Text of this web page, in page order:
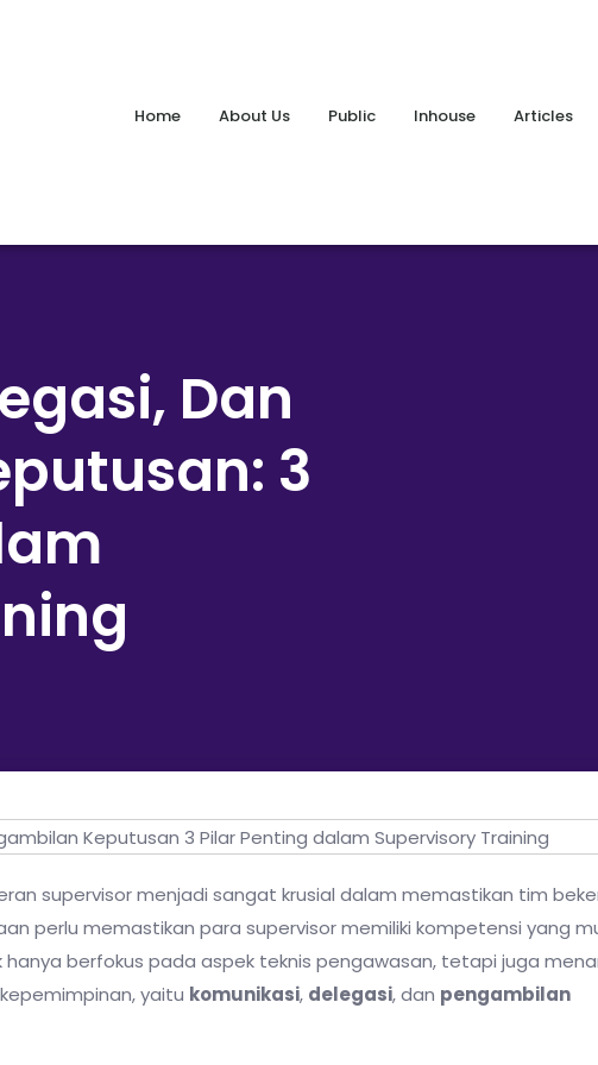
Home About Us Public Inhouse Articles
Dan
3
supervisor menjadi sangat krusial dalam memastikan tim
perlu memastikan para supervisor memiliki kompetensi yang
hanya berfokus pada aspek teknis pengawasan, tetapi juga
yaitu komunikasi, delegasi, dan pengambilan